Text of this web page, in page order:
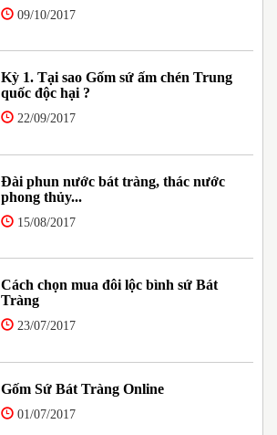
09/10/2017
Kỳ 1. Tại sao Gốm sứ ấm chén Trung
quốc độc hại ?
22/09/2017
Đài phun nước bát tràng, thác nước
phong thủy...
15/08/2017
Cách chọn mua đôi lộc bình sứ Bát
Tràng
23/07/2017
Gốm Sứ Bát Tràng Online
01/07/2017